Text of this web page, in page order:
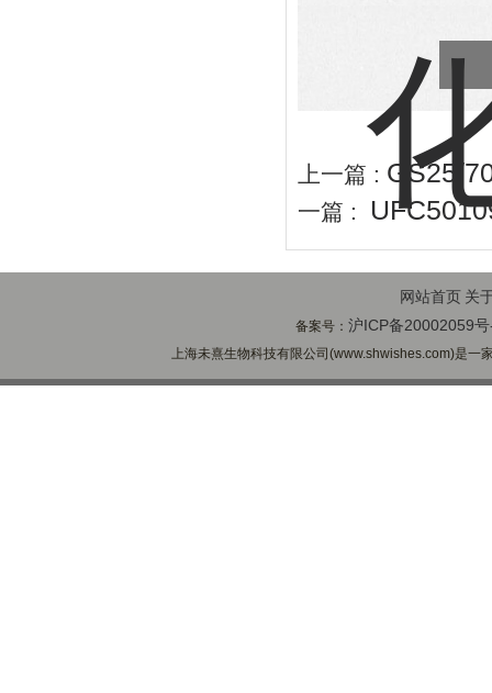
上一篇 : GS25/
一篇 :
网站首页 关
备案号：沪ICP备20002059
上海未熹生物科技有限公司(www.shwishes.com)是一